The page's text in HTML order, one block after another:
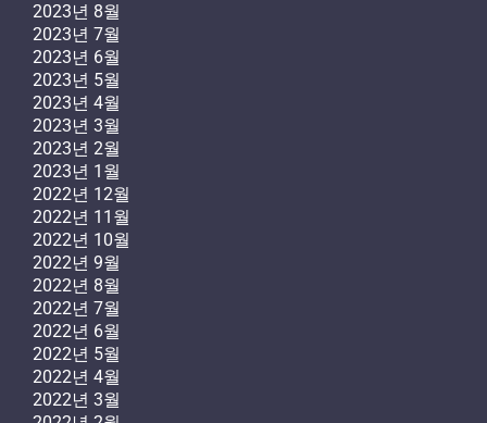
2023년 8월
2023년 7월
2023년 6월
2023년 5월
2023년 4월
2023년 3월
2023년 2월
2023년 1월
2022년 12월
2022년 11월
2022년 10월
2022년 9월
2022년 8월
2022년 7월
2022년 6월
2022년 5월
2022년 4월
2022년 3월